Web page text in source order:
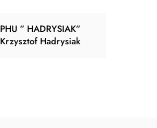
PHU ” HADRYSIAK”
Krzysztof Hadrysiak